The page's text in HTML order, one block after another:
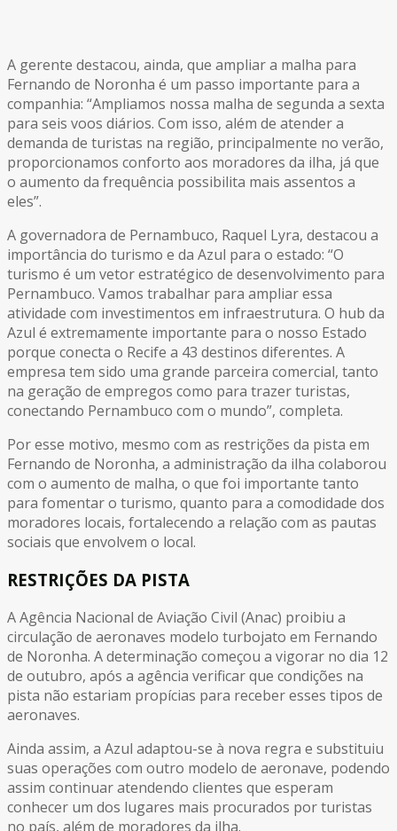
A gerente destacou, ainda, que ampliar a malha para
Fernando de Noronha é um passo importante para a
companhia: “Ampliamos nossa malha de segunda a sexta
para seis voos diários. Com isso, além de atender a
demanda de turistas na região, principalmente no verão,
proporcionamos conforto aos moradores da ilha, já que
o aumento da frequência possibilita mais assentos a
eles”.
A governadora de Pernambuco, Raquel Lyra, destacou a
importância do turismo e da Azul para o estado: “O
turismo é um vetor estratégico de desenvolvimento para
Pernambuco. Vamos trabalhar para ampliar essa
atividade com investimentos em infraestrutura. O hub da
Azul é extremamente importante para o nosso Estado
porque conecta o Recife a 43 destinos diferentes. A
empresa tem sido uma grande parceira comercial, tanto
na geração de empregos como para trazer turistas,
conectando Pernambuco com o mundo”, completa.
Por esse motivo, mesmo com as restrições da pista em
Fernando de Noronha, a administração da ilha colaborou
com o aumento de malha, o que foi importante tanto
para fomentar o turismo, quanto para a comodidade dos
moradores locais, fortalecendo a relação com as pautas
sociais que envolvem o local.
RESTRIÇÕES DA PISTA
A Agência Nacional de Aviação Civil (Anac) proibiu a
circulação de aeronaves modelo turbojato em Fernando
de Noronha. A determinação começou a vigorar no dia 12
de outubro, após a agência verificar que condições na
pista não estariam propícias para receber esses tipos de
aeronaves.
Ainda assim, a Azul adaptou-se à nova regra e substituiu
suas operações com outro modelo de aeronave, podendo
assim continuar atendendo clientes que esperam
conhecer um dos lugares mais procurados por turistas
no país, além de moradores da ilha.